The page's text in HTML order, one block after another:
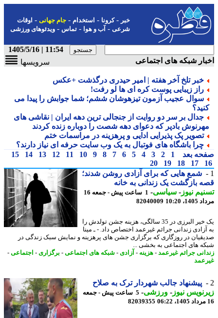
-کرونا-استخدام- جام جهانی-اوقات
شرعی-آب و هوا-تماس-ویدئوهای ورزشی
11:54 | 1405/5/16
شبکه های اجتماعی
سرویسها
خبر تلخ آخر هفته | امیر حیدری درگذشت +عکس
راز زیبایی پوست کره ای ها لو رفت!
سوال عجیب آزمون تیزهوشان ششم؛ شما جوابش را پیدا می
جدال بر سر دو روایت از جنجالی ترین دهه ایران | نقاشی های
بادپر که دعوای دهه شصت را دوباره زنده کردند
تصویر پک پذیرایی ادایی و پرهزینه در مراسمات ختم
چرا باشگاه های فوتبال به یک وب سایت حرفه ای نیاز دارند؟
بعد
1
2
3
4
5
6
7
8
9
10
11
12
13
14
15
17
18
19
20
شمع هایی که برای آزادی روشن شدند؛
بازگشت یک زندانی به خانه
نیوز-سیاسی-
1 ساعت پیش - جمعه 16
10:20
82040009
یک خیر البرزی در 35 سالگی، هزینه جشن تولدش را
زندانی جرائم غیرعمد اختصاص داد. - ـ مینا
در روزگاری که برگزاری جشن های پرهزینه و نمایش سبک زندگی در
های اجتماعی به بخشی ...
جرائم غیرعمد -هزینه- آزادی -شبکه های اجتماعی-برگزاری - اجتماعی-
پیشنهاد جالب شهردار ترک به صلاح
نیوز-ورزشی-
5 ساعت پیش - جمعه
82039355